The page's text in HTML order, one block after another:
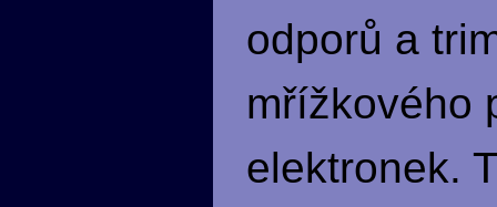
odporů a
mřížkového
elektronek.